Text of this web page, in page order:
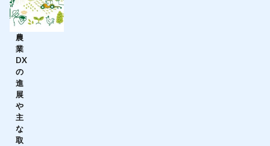
農
業
DX
の
進
展
や
主
な
取